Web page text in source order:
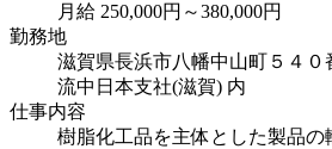
月給 250,000円～380,000円
勤務地
滋賀県長浜市八幡中山町５４
流中日本支社(滋賀) 内
仕事内容
樹脂化工品を主体とした製品の